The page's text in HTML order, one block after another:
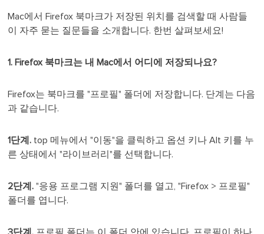
Mac에서 Firefox 북마크가 저장된 위치를 검색할 때 사람들
이 자주 묻는 질문들을 소개합니다. 한번 살펴보세요!
1. Firefox 북마크는 내 Mac에서 어디에 저장되나요?
Firefox는 북마크를 "프로필" 폴더에 저장합니다. 단계는 다음
과 같습니다.
1단계. top 메뉴에서 "이동"을 클릭하고 옵션 키나 Alt 키를 누
른 상태에서 "라이브러리"를 선택합니다.
2단계. "응용 프로그램 지원" 폴더를 열고, "Firefox > 프로필"
폴더를 엽니다.